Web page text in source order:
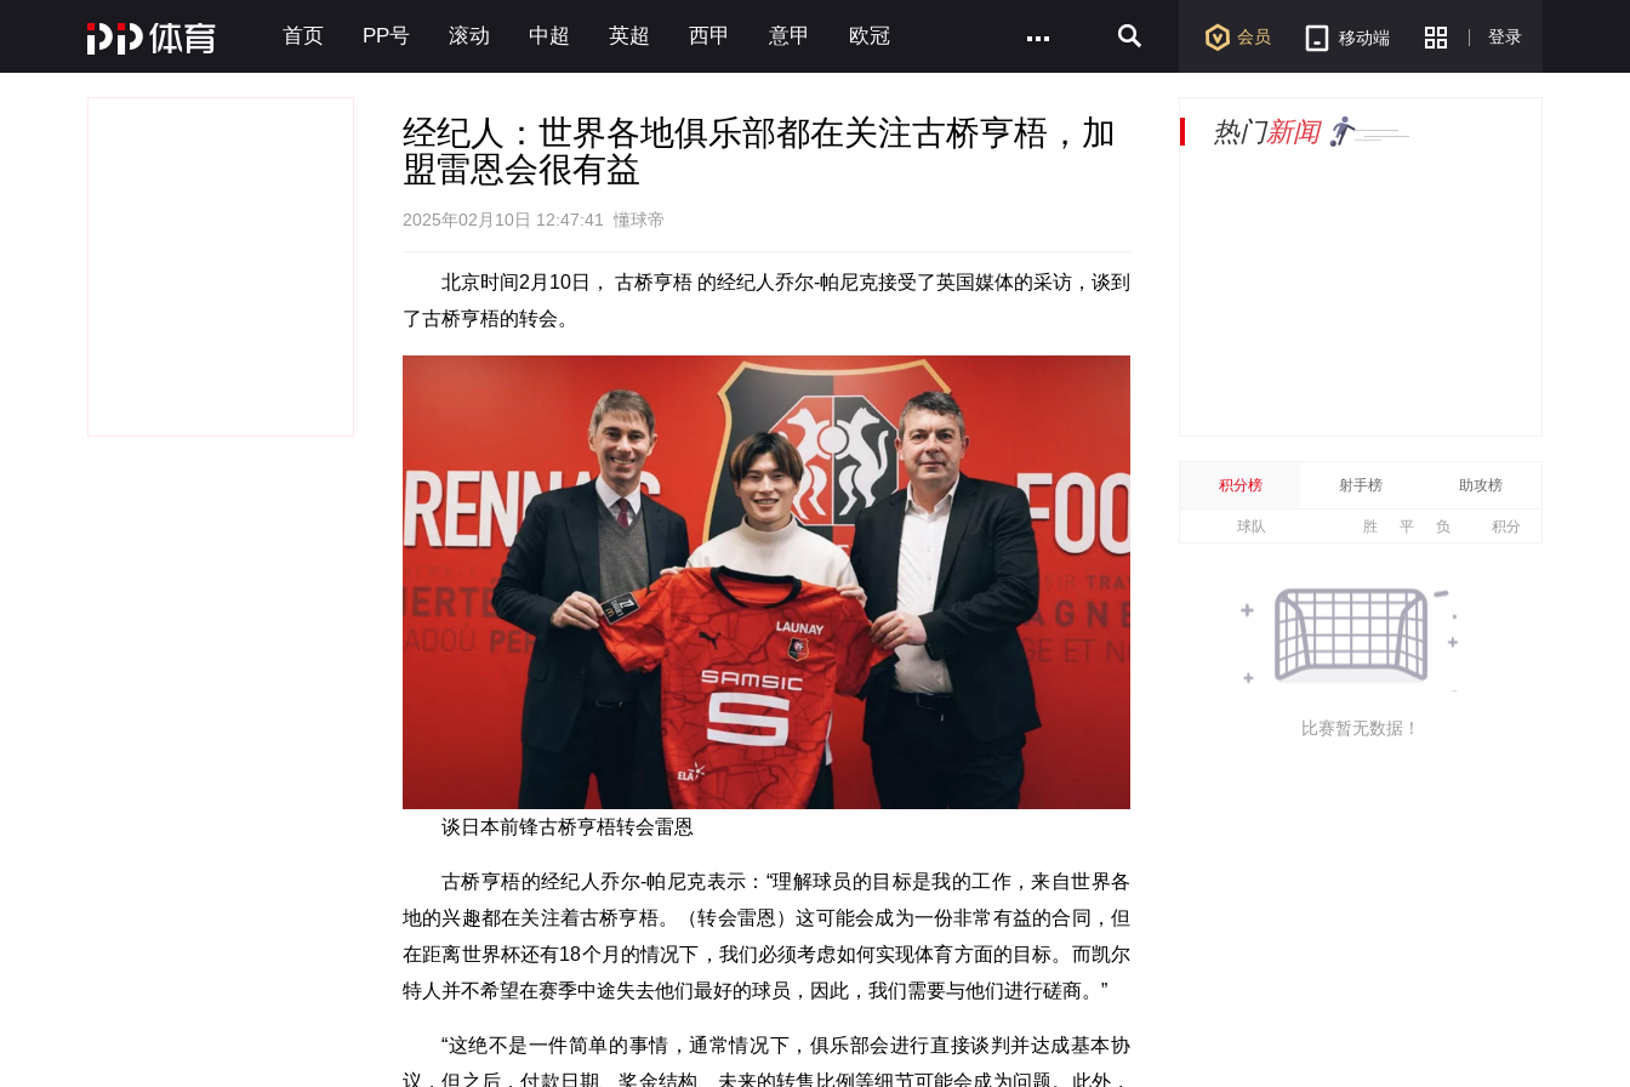
首页 PP号 滚动 中超 英超 西甲 意甲 欧冠 会员 移动端 登录
经纪人：世界各地俱乐部都在关注古桥亨梧，加
盟雷恩会很有益
2025年02月10日 12:47:41 懂球帝
北京时间2月10日， 古桥亨梧 的经纪人乔尔-帕尼克接受了英国媒体的采访，谈到
了古桥亨梧的转会。
谈日本前锋古桥亨梧转会雷恩
古桥亨梧的经纪人乔尔-帕尼克表示：“理解球员的目标是我的工作，来自世界各
地的兴趣都在关注着古桥亨梧。（转会雷恩）这可能会成为一份非常有益的合同，但
在距离世界杯还有18个月的情况下，我们必须考虑如何实现体育方面的目标。而凯尔
特人并不希望在赛季中途失去他们最好的球员，因此，我们需要与他们进行磋商。”
“这绝不是一件简单的事情，通常情况下，俱乐部会进行直接谈判并达成基本协
议，但之后，付款日期、奖金结构、未来的转售比例等细节可能会成为问题。此外，
热门新闻
积分榜 射手榜 助攻榜
球队 胜 平 负 积分
比赛暂无数据！